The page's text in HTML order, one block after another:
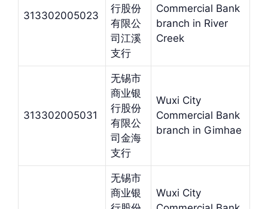
313302005023
行股份
有限公
司江溪
支行
Commercial Bank
branch in River
Creek
313302005031
无锡市
商业银
行股份
有限公
司金海
支行
Wuxi City
Commercial Bank
branch in Gimhae
无锡市
商业银
Wuxi City